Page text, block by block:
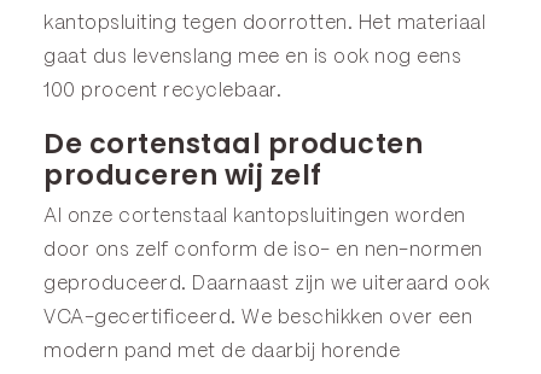
kantopsluiting tegen doorrotten. Het materiaal
gaat dus levenslang mee en is ook nog eens
100 procent recyclebaar.
De cortenstaal producten
produceren wij zelf
Al onze cortenstaal kantopsluitingen worden
door ons zelf conform de iso- en nen-normen
geproduceerd. Daarnaast zijn we uiteraard ook
VCA-gecertificeerd. We beschikken over een
modern pand met de daarbij horende